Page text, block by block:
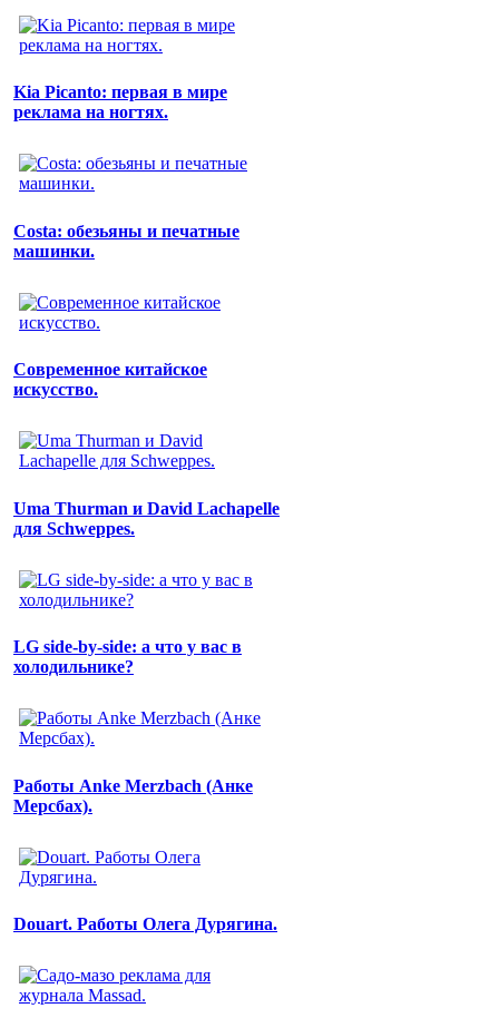
Kia Picanto: первая в мире
реклама на ногтях.
Costa: обезьяны и печатные
машинки.
Современное китайское
искусство.
Uma Thurman и David Lachapelle
для Schweppes.
LG side-by-side: а что у вас в
холодильнике?
Работы Anke Merzbach (Анке
Мерсбах).
Douart. Работы Олега Дурягина.